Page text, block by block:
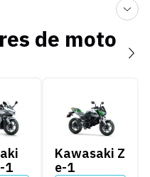
de moto
Ninja e-1
1
Kawasaki Z
e-1